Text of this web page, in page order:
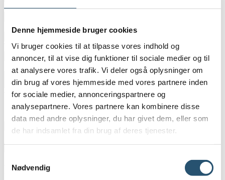
Denne hjemmeside bruger cookies
Vi bruger cookies til at tilpasse vores indhold og
annoncer, til at vise dig funktioner til sociale medier og til
at analysere vores trafik. Vi deler også oplysninger om
din brug af vores hjemmeside med vores partnere inden
for sociale medier, annonceringspartnere og
analysepartnere. Vores partnere kan kombinere disse
data med andre oplysninger, du har givet dem, eller som
de har indsamlet fra din brug af deres tjenester.
Nødvendig
By*
E-mail
Telefon*
Tilføj billeder eller tegninger
Hvad kan du gøre for at spare på